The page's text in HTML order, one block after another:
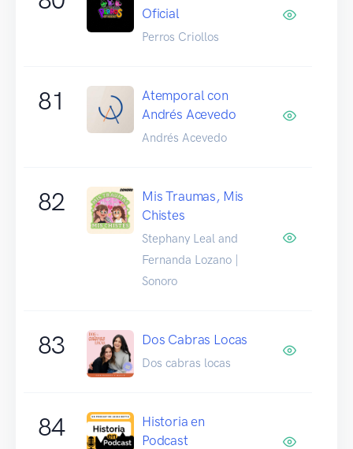
Oficial
Perros Criollos
81
Atemporal con
Andrés Acevedo
Andrés Acevedo
82
Mis Traumas, Mis
Chistes
Stephany Leal and
Fernanda Lozano |
Sonoro
83 Dos Cabras Locas
Dos cabras locas
84
Historia en
Podcast